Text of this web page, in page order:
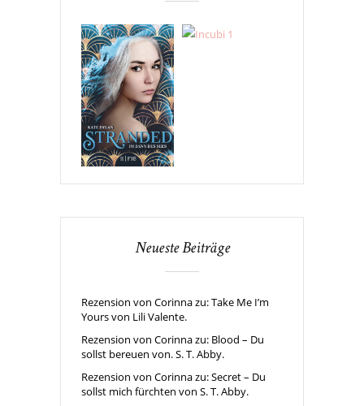
Neueste Beiträge
Rezension von Corinna zu: Take Me I’m
Yours von Lili Valente.
Rezension von Corinna zu: Blood – Du
sollst bereuen von. S. T. Abby.
Rezension von Corinna zu: Secret – Du
sollst mich fürchten von S. T. Abby.